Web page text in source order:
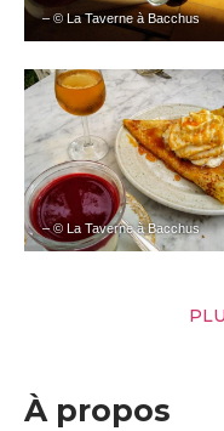
– © La Taverne à Bacchus
– © La Taverne à Bacchus
À propos